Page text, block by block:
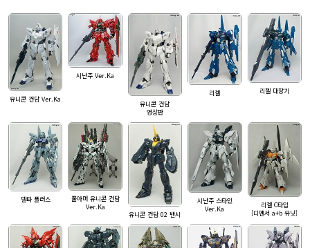
유니콘 건담 Ver.Ka
시난주 Ver.Ka
유니콘 건담
영상판
리젤 리젤 대장기
델타 플러스
풀아머 유니콘 건담
Ver.Ka
유니콘 건담 02 밴시
시난주 스타인
Ver.Ka
리젤 C타입
[디펜서 a+b 유닛]